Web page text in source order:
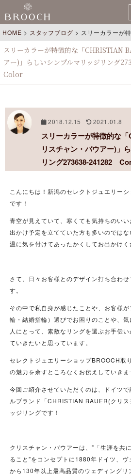
HOME > スタッフブログ > スリーカラーが特徴的な「CHRISTIAN BAUER(ク
スリーカラーが特徴的な「CHRISTIAN
アー)」らしいシンプルマリッジリング
Color
2018.12.15 2021.01.8
スリーカラーが特徴的な
リスチャン・バウアー)」
リング273638-241282
こんにちは！新潟のセレクトジュエリー
です！
青空が見えていて、寒くても気持ちのい
出かけ予定を立てていた方も多いのでは
温に気を付けてあったかくしてお出かけ
さて、日々お客様とのデザイン打ち合わ
す。
その中で私自身が感じたことや、お客様
輪・結婚指輪）選びでお困りのことや、
人にとって、素敵なリングを選ぶお手伝
ていきたいと思っています。
セレクトジュエリーショップBROOCH取
の魅力を余すところなくお伝えしていきま
今回ご紹介させていただくのは、ドイツ
ルブランド「CHRISTIAN BAUER(クリ
ッジリングです！
クリスチャン・バウアーは、”「生涯を共
ること”をコンセプトに1880年ドイツ、
から130年以上最高品質のウェディングリ